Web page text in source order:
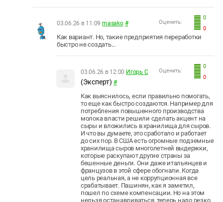
0
0
Оценить:
03.06.26 в 11:09 masako #
Как вариант. Но, такие предприятия переработки
быстро не создать...
0
0
Оценить:
03.06.26 в 12:00 Игорь С
(Эксперт) #
Как выяснилось, если правильно помогать,
то еще как быстро создаются. Например для
потребления повышенного производства
молока власти решили сделать акцент на
сыры и вложились в хранилища для сыров.
И что вы думаете, это сработало и работает
до сих пор. В США есть огромные подземные
хранилища сыров многолетней выдержки,
которые раскупают другие страны за
бешенные деньги. Они даже итальянцев и
французов в этой сфере обогнали. Когда
цель реальная, а не коррупционная все
срабатывает. Пашинян, как я заметил,
пошел по схеме компенсации. Но на этом
нельзя останавливаться, теперь надо резко